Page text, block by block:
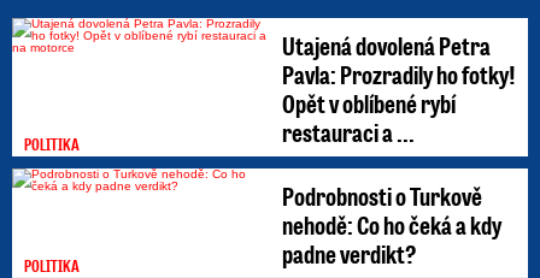
POLITIKA
Utajená dovolená Petra
Pavla: Prozradily ho fotky!
Opět v oblíbené rybí
restauraci a ...
POLITIKA
Podrobnosti o Turkově
nehodě: Co ho čeká a kdy
padne verdikt?